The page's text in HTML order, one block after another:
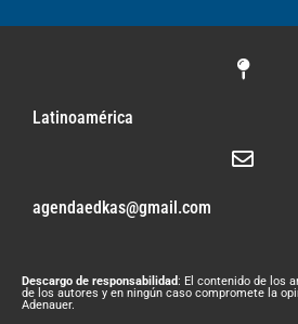
Latinoamérica
agendaedkas@gmail.com
Descargo de responsabilidad: El contenido de los
de los autores y en ningún caso compromete la
Adenauer.